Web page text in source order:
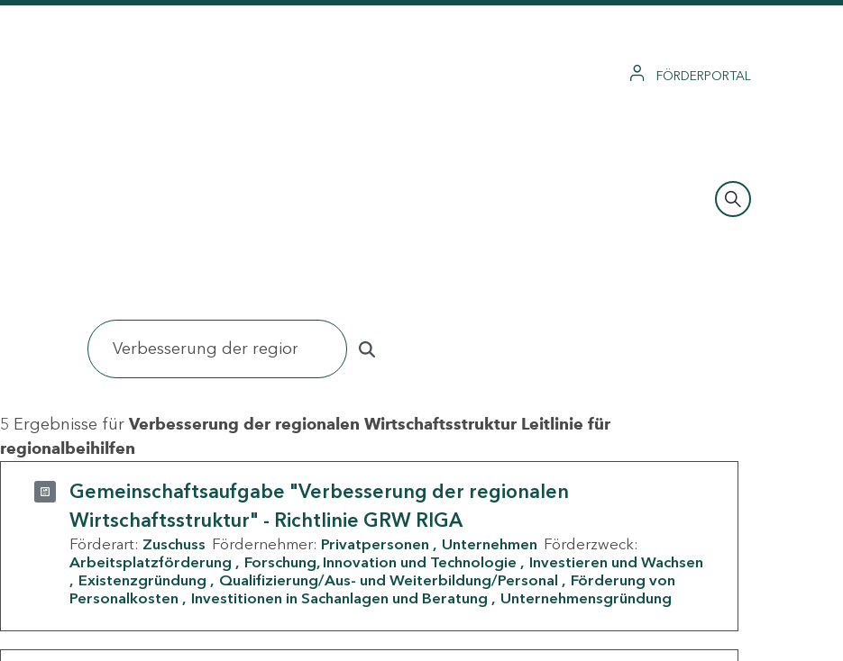
FÖRDERPORTAL
5 Ergebnisse für Verbesserung der regionalen Wirtschaftsstruktur Leitlinie für
regionalbeihilfen
Gemeinschaftsaufgabe "Verbesserung der regionalen
Wirtschaftsstruktur" - Richtlinie GRW RIGA
Förderart: Zuschuss Fördernehmer: Privatpersonen Unternehmen Förderzweck:
Arbeitsplatzförderung
Forschung, Innovation und Technologie
Investieren und Wachsen
Existenzgründung
Qualifizierung/Aus- und Weiterbildung/Personal
Förderung von
Personalkosten
Investitionen in Sachanlagen und Beratung Unternehmensgründung